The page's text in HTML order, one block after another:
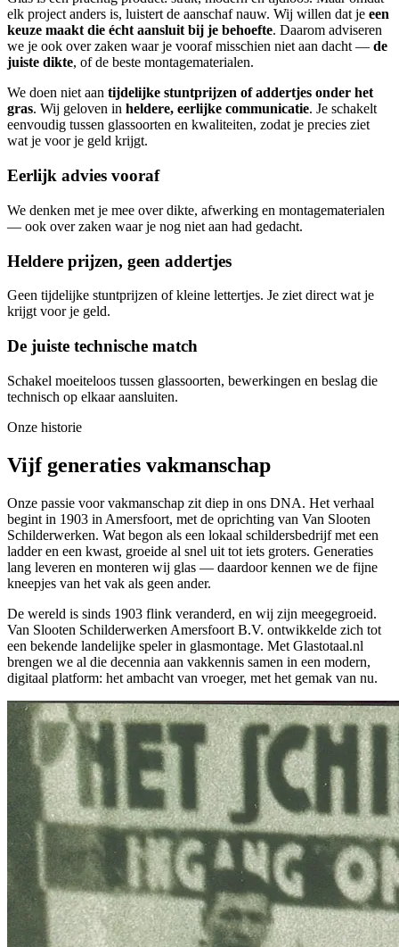
elk project anders is, luistert de aanschaf nauw. Wij willen dat je een
keuze maakt die écht aansluit bij je behoefte. Daarom adviseren
we je ook over zaken waar je vooraf misschien niet aan dacht — de
juiste dikte, of de beste montagematerialen.
We doen niet aan tijdelijke stuntprijzen of addertjes onder het
gras. Wij geloven in heldere, eerlijke communicatie. Je schakelt
eenvoudig tussen glassoorten en kwaliteiten, zodat je precies ziet
wat je voor je geld krijgt.
Eerlijk advies vooraf
We denken met je mee over dikte, afwerking en montagematerialen
— ook over zaken waar je nog niet aan had gedacht.
Heldere prijzen, geen addertjes
Geen tijdelijke stuntprijzen of kleine lettertjes. Je ziet direct wat je
krijgt voor je geld.
De juiste technische match
Schakel moeiteloos tussen glassoorten, bewerkingen en beslag die
technisch op elkaar aansluiten.
Onze historie
Vijf generaties vakmanschap
Onze passie voor vakmanschap zit diep in ons DNA. Het verhaal
begint in 1903 in Amersfoort, met de oprichting van Van Slooten
Schilderwerken. Wat begon als een lokaal schildersbedrijf met een
ladder en een kwast, groeide al snel uit tot iets groters. Generaties
lang leveren en monteren wij glas — daardoor kennen we de fijne
kneepjes van het vak als geen ander.
De wereld is sinds 1903 flink veranderd, en wij zijn meegegroeid.
Van Slooten Schilderwerken Amersfoort B.V. ontwikkelde zich tot
een bekende landelijke speler in glasmontage. Met Glastotaal.nl
brengen we al die decennia aan vakkennis samen in een modern,
digitaal platform: het ambacht van vroeger, met het gemak van nu.